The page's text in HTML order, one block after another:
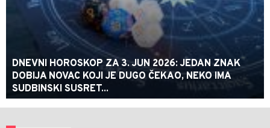
DNEVNI HOROSKOP ZA 3. JUN 2026: JEDAN ZNAK
DOBIJA NOVAC KOJI JE DUGO ČEKAO, NEKO IMA
SUDBINSKI SUSRET...